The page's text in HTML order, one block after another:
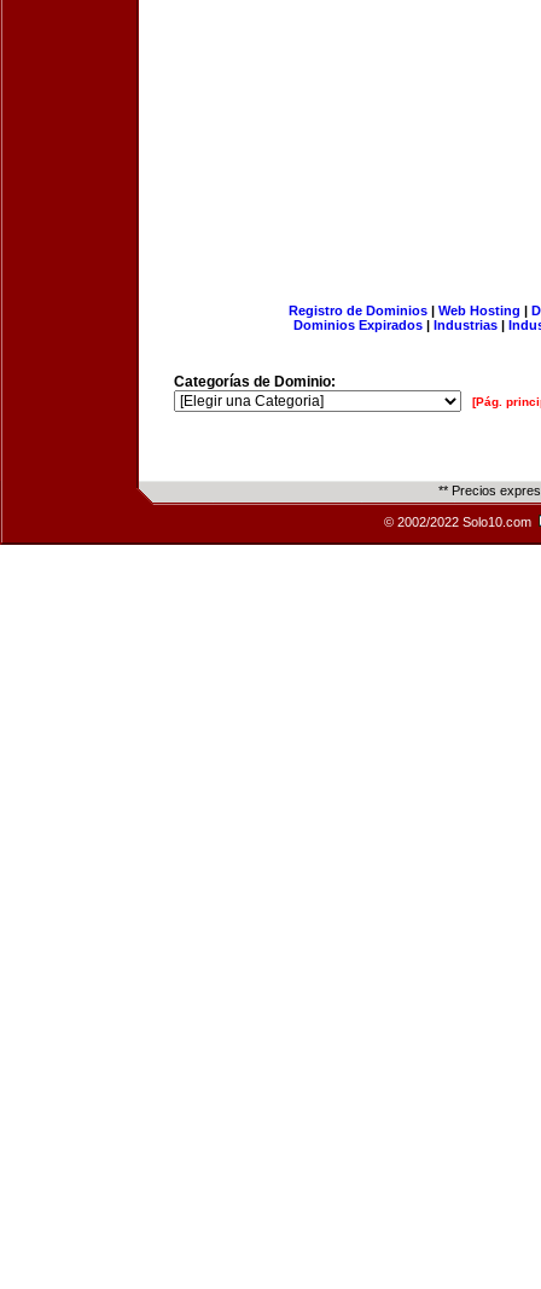
Registro de Dominios| Web Hosting |
Dominios Expirados | Industrias |
Categorías de Dominio:
[Pág.
** Precios
© 2002/2022 Solo10.com